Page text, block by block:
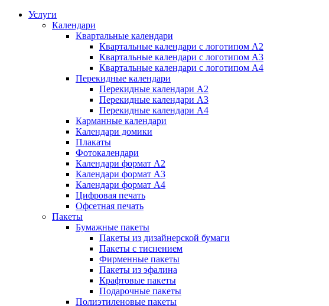
Услуги
Календари
Квартальные календари
Квартальные календари с логотипом А2
Квартальные календари с логотипом А3
Квартальные календари с логотипом А4
Перекидные календари
Перекидные календари А2
Перекидные календари А3
Перекидные календари А4
Карманные календари
Календари домики
Плакаты
Фотокалендари
Календари формат А2
Календари формат А3
Календари формат А4
Цифровая печать
Офсетная печать
Пакеты
Бумажные пакеты
Пакеты из дизайнерской бумаги
Пакеты с тиснением
Фирменные пакеты
Пакеты из эфалина
Крафтовые пакеты
Подарочные пакеты
Полиэтиленовые пакеты